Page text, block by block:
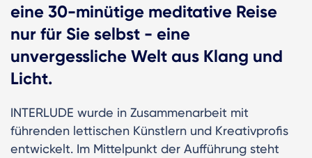
eine 30-minütige meditative Reise
nur für Sie selbst - eine
unvergessliche Welt aus Klang und
Licht.
INTERLUDE wurde in Zusammenarbeit mit
führenden lettischen Künstlern und Kreativprofis
entwickelt. Im Mittelpunkt der Aufführung steht